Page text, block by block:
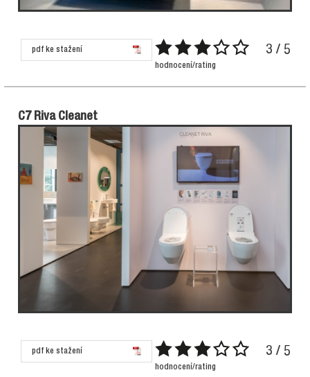
pdf ke stažení 3 / 5
hodnocení/rating
C7 Riva Cleanet
pdf ke stažení 3 / 5
hodnocení/rating